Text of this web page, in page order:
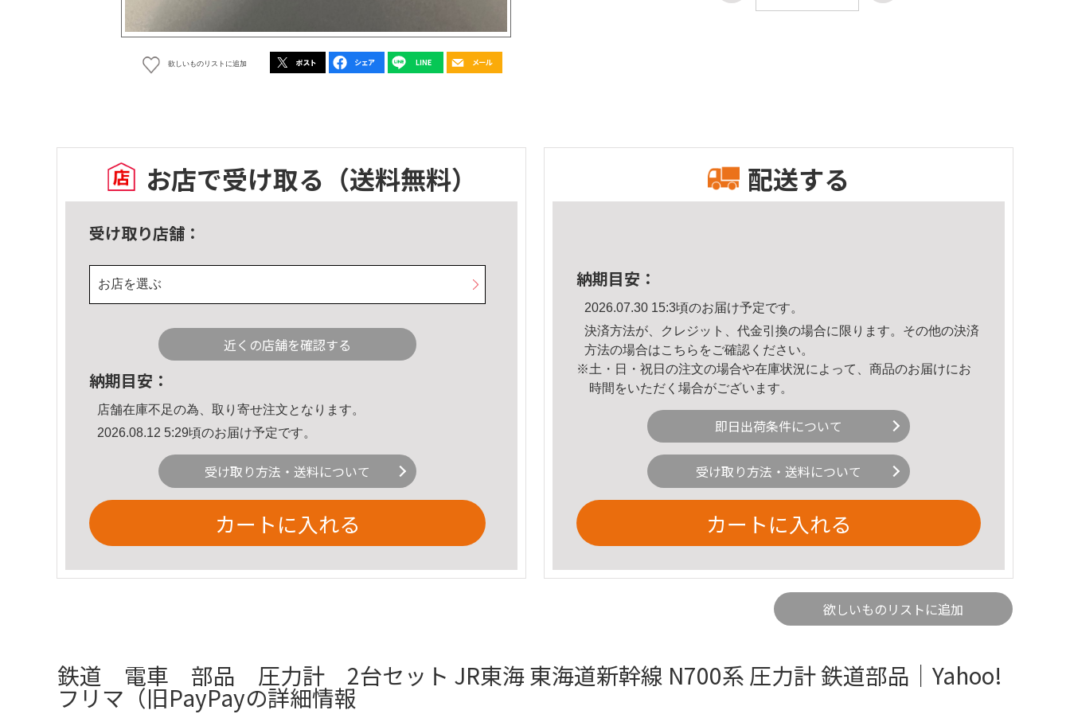
欲しいものリストに追加
お店で受け取る （送料無料）
受け取り店舗：
お店を選ぶ
近くの店舗を確認する
納期目安：
店舗在庫不足の為、取り寄せ注文となります。
2026.08.12 5:29頃のお届け予定です。
受け取り方法・送料について
カートに入れる
配送する
納期目安：
2026.07.30 15:3頃のお届け予定です。
決済方法が、クレジット、代金引換の場合に限ります。その他の決済
方法の場合はこちら をご確認ください。
※土・日・祝日の注文の場合や在庫状況によって、商品のお届けにお
時間をいただく場合がございます。
即日出荷条件について
受け取り方法・送料について
カートに入れる
欲しいものリストに追加
鉄道 電車 部品 圧力計 2台セット JR東海 東海道新幹線 N700系 圧力計 鉄道部品｜Yahoo!
フリマ（旧PayPayの詳細情報